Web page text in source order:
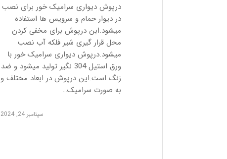
درپوش دیواری سرامیک خور برای نصب
در دیوار حمام و سرویس ها استفاده
میشود.ابن درپوش برای مخفی کردن
محل قرار گیری شیر فلکه آب نصب
میشود.درپوش دیواری سرامیک خور با
ورق استیل 304 نگیر تولید میشود و ضد
زنگ است.این درپوش در ابعاد مختلف و
به صورت سرامیک…
سپتامبر 24, 2024